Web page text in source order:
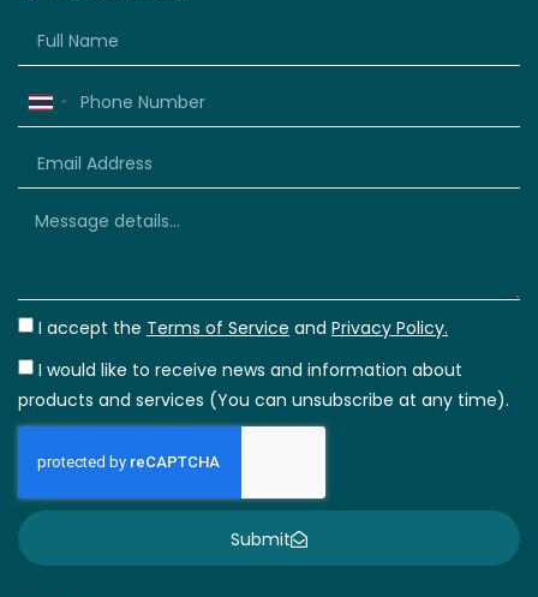
Thailand
I accept the Terms of Service and Privacy Policy.
I would like to receive news and information about
products and services (You can unsubscribe at any time).
Submit